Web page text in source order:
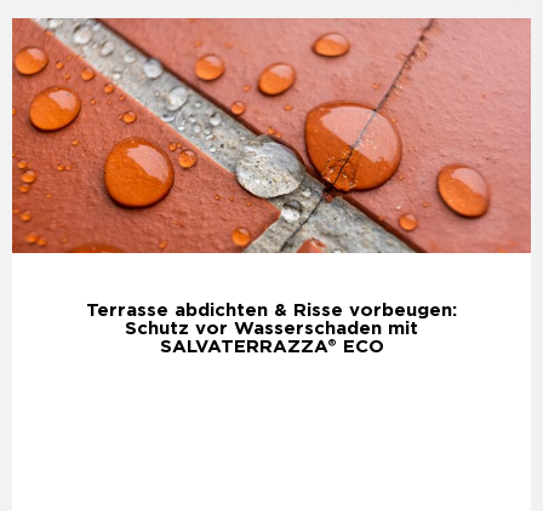
Terrasse abdichten & Risse vorbeugen:
Schutz vor Wasserschaden mit
SALVATERRAZZA® ECO